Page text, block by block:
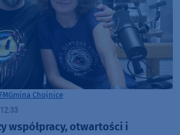
Gmina Chojnice
współpracy, otwartości i